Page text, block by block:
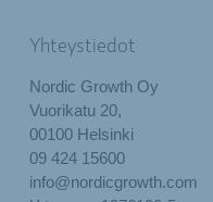
Yhteystiedot
Nordic Growth Oy
Vuorikatu 20,
00100 Helsinki
09 424 15600
info@nordicgrowth.com